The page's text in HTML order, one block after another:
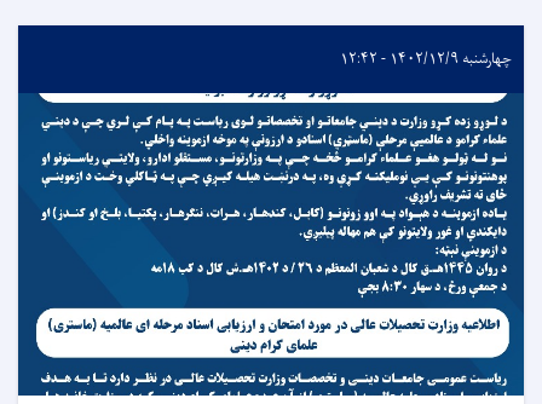
چهارشنبه ۱۴۰۲/۱۲/۹ - ۱۲:۴۲